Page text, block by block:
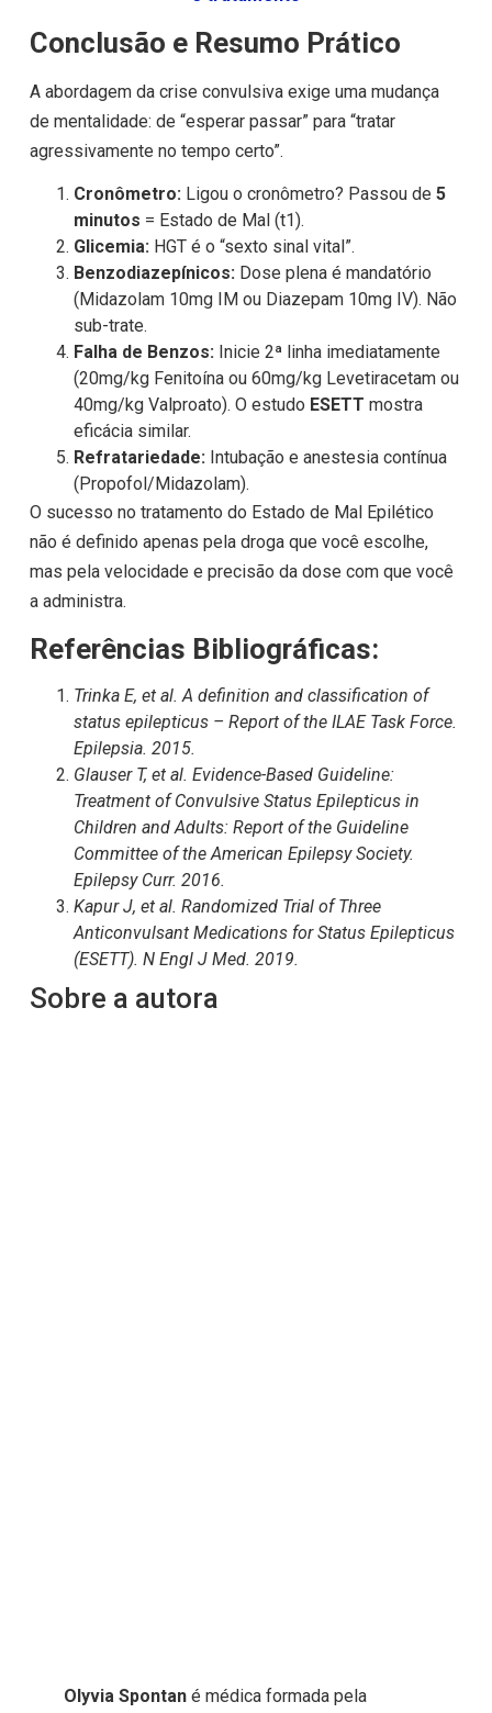
Conclusão e Resumo Prático
A abordagem da crise convulsiva exige uma mudança
de mentalidade: de “esperar passar” para “tratar
agressivamente no tempo certo”.
Cronômetro:Ligou o cronômetro? Passou de 5
minutos = Estado de Mal (t1​).
Glicemia:HGT é o “sexto sinal vital”.
Benzodiazepínicos:Dose plena é mandatório
(Midazolam 10mg IM ou Diazepam 10mg IV). Não
sub-trate.
Falha de Benzos:Inicie 2ª linha imediatamente
(20mg/kg Fenitoína ou 60mg/kg Levetiracetam ou
40mg/kg Valproato). O estudo ESETT mostra
eficácia similar.
Refratariedade:Intubação e anestesia contínua
(Propofol/Midazolam).
O sucesso no tratamento do Estado de Mal Epilético
não é definido apenas pela droga que você escolhe,
mas pela velocidade e precisão da dose com que você
a administra.
Referências Bibliográficas:
Trinka E, et al. A definition and classification of
status epilepticus – Report of the ILAE Task Force.
Epilepsia. 2015.
Glauser T, et al. Evidence-Based Guideline:
Treatment of Convulsive Status Epilepticus in
Children and Adults: Report of the Guideline
Committee of the American Epilepsy Society.
Epilepsy Curr. 2016.
Kapur J, et al. Randomized Trial of Three
Anticonvulsant Medications for Status Epilepticus
(ESETT). N Engl J Med. 2019.
Sobre a autora
Olyvia Spontan é médica formada pela